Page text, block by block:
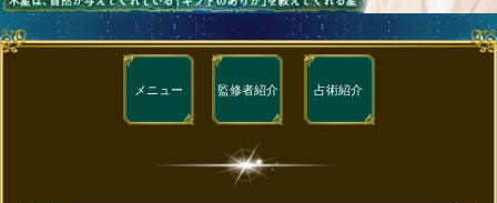
メニュー 監修者紹介 占術紹介